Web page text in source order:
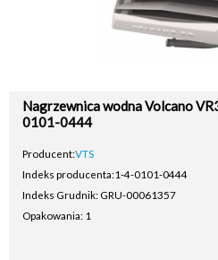
Nagrzewnica wodna Volcano
0101-0444
Producent:VTS
Indeks producenta:1-4-0101-0444
Indeks Grudnik: GRU-00061357
Opakowania: 1